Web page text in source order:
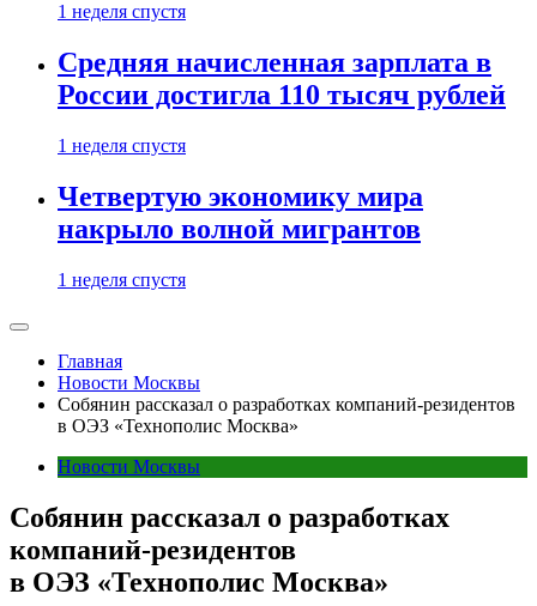
1 неделя спустя
Средняя начисленная зарплата в
России достигла 110 тысяч рублей
1 неделя спустя
Четвертую экономику мира
накрыло волной мигрантов
1 неделя спустя
Главная
Новости Москвы
Собянин рассказал о разработках компаний-резидентов
в ОЭЗ «Технополис Москва»
Новости Москвы
Собянин рассказал о разработках
компаний-резидентов
в ОЭЗ «Технополис Москва»